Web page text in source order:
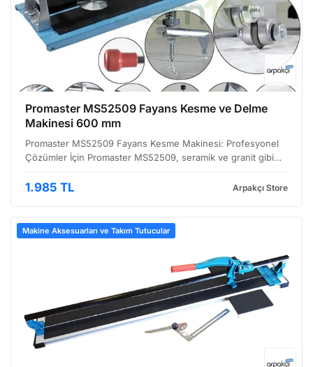
Promaster MS52509 Fayans Kesme ve Delme
Makinesi 600 mm
Promaster MS52509 Fayans Kesme Makinesi: Profesyonel
Çözümler İçin Promaster MS52509, seramik ve granit gibi
600 mm kesim uzunluğuna sahip bir el tipi fayans…
1.985 TL Arpakçı Store
Makine Aksesuarları ve Takım Tutucular